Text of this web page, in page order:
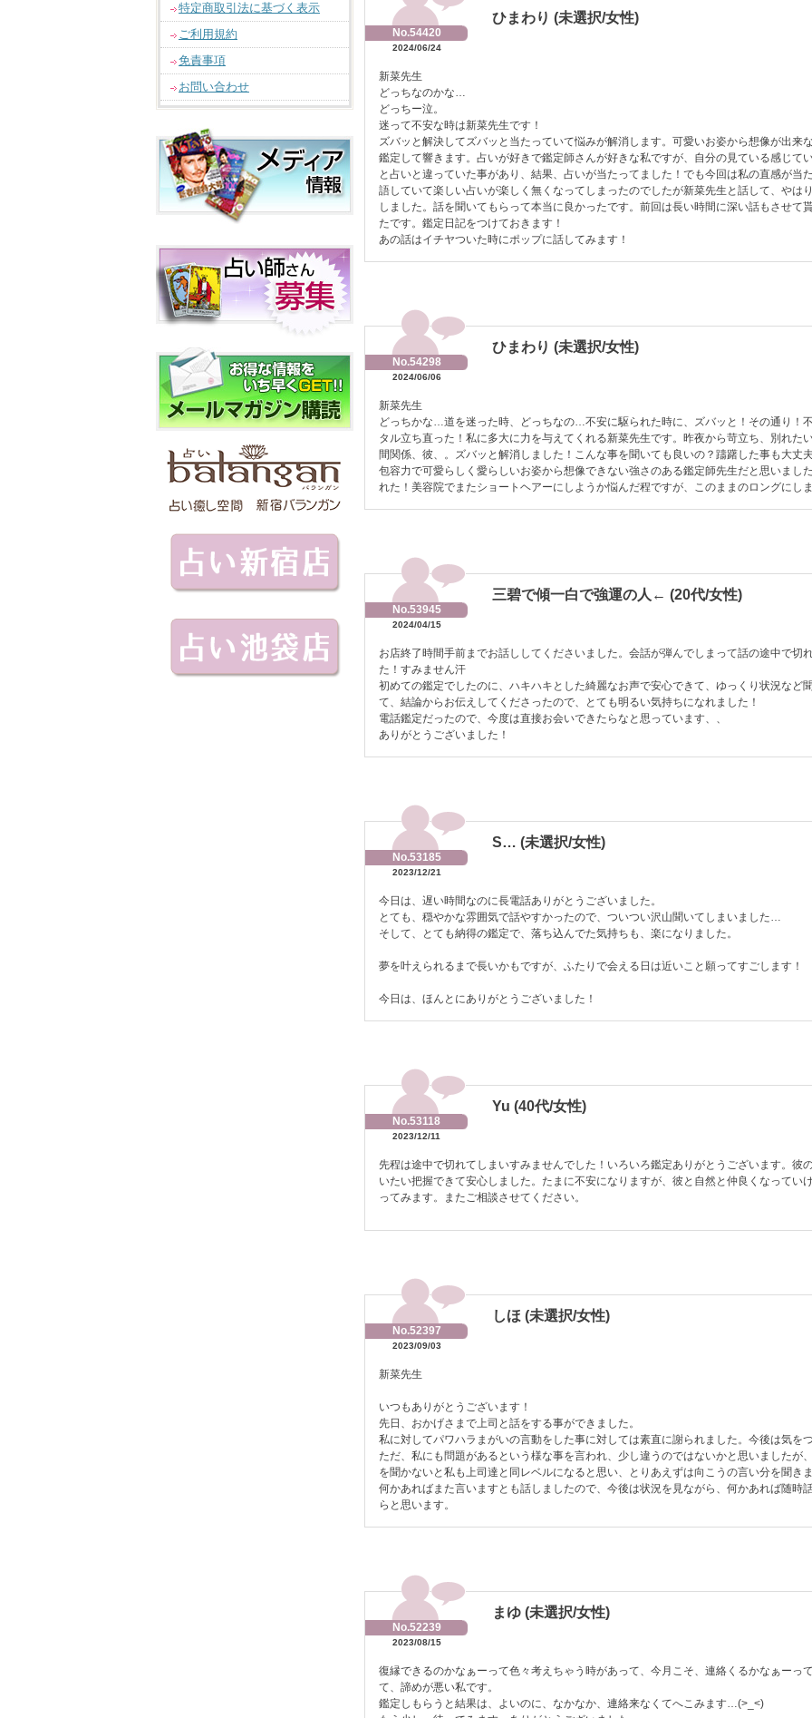
特定商取引法に基づく表示
ご利用規約
免責事項
お問い合わせ
ひまわり (未選択/女性)
No.54420
2024/06/24
新菜先生
どっちなのかな…
どっちー泣。
迷って不安な時は新菜先生です！
ズバッと解決してズバッと当たっていて悩みが解消します。可愛いお姿から想像が出来
鑑定して響きます。占いが好きで鑑定師さんが好きな私ですが、自分の見ている感じて
と占いと違っていた事があり、結果、占いが当たってました！でも今回は私の直感が当
語していて楽しい占いが楽しく無くなってしまったのでしたが新菜先生と話して、やは
しました。話を聞いてもらって本当に良かったです。前回は長い時間に深い話もさせて
たです。鑑定日記をつけておきます！
あの話はイチヤついた時にポップに話してみます！
ひまわり (未選択/女性)
No.54298
2024/06/06
新菜先生
どっちかな…道を迷った時、どっちなの…不安に駆られた時に、ズバッと！その通り！
タル立ち直った！私に多大に力を与えてくれる新菜先生です。昨夜から苛立ち、別れた
間関係、彼、。ズバッと解消しました！こんな事を聞いても良いの？躊躇した事も大丈
包容力で可愛らしく愛らしいお姿から想像できない強さのある鑑定師先生だと思いまし
れた！美容院でまたショートヘアーにしようか悩んだ程ですが、このままのロングにし
三碧で傾一白で強運の人← (20代/女性)
No.53945
2024/04/15
お店終了時間手前までお話ししてくださいました。会話が弾んでしまって話の途中で切
た！すみません汗
初めての鑑定でしたのに、ハキハキとした綺麗なお声で安心できて、ゆっくり状況など
て、結論からお伝えしてくださったので、とても明るい気持ちになれました！
電話鑑定だったので、今度は直接お会いできたらなと思っています、、
ありがとうございました！
S… (未選択/女性)
No.53185
2023/12/21
今日は、遅い時間なのに長電話ありがとうございました。
とても、穏やかな雰囲気で話やすかったので、ついつい沢山聞いてしまいました…
そして、とても納得の鑑定で、落ち込んでた気持ちも、楽になりました。
夢を叶えられるまで長いかもですが、ふたりで会える日は近いこと願ってすごします！
今日は、ほんとにありがとうございました！
Yu (40代/女性)
No.53118
2023/12/11
先程は途中で切れてしまいすみませんでした！いろいろ鑑定ありがとうございます。彼
いたい把握できて安心しました。たまに不安になりますが、彼と自然と仲良くなってい
ってみます。またご相談させてください。
しほ (未選択/女性)
No.52397
2023/09/03
新菜先生
いつもありがとうございます！
先日、おかげさまで上司と話をする事ができました。
私に対してパワハラまがいの言動をした事に対しては素直に謝られました。今後は気を
ただ、私にも問題があるという様な事を言われ、少し違うのではないかと思いましたが
を聞かないと私も上司達と同レベルになると思い、とりあえずは向こうの言い分を聞き
何かあればまた言いますとも話しましたので、今後は状況を見ながら、何かあれば随時
らと思います。
まゆ (未選択/女性)
No.52239
2023/08/15
復縁できるのかなぁーって色々考えちゃう時があって、今月こそ、連絡くるかなぁーっ
て、諦めが悪い私です。
鑑定しもらうと結果は、よいのに、なかなか、連絡来なくてへこみます…(>_<)